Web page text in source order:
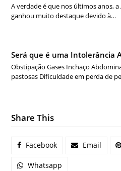
A verdade é que nos últimos anos,
ganhou muito destaque devido à…
Será que é uma Intolerância
Obstipação Gases Inchaço
pastosas Dificuldade em perda de
Share This
Facebook Email
Whatsapp